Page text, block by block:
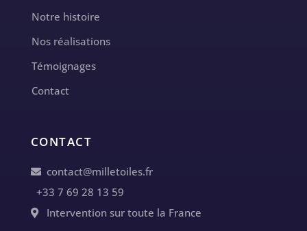
Notre histoire
Nos réalisations
Témoignages
Contact
CONTACT
contact@milletoiles.fr
+33 7 69 28 13 59
Intervention sur toute la France